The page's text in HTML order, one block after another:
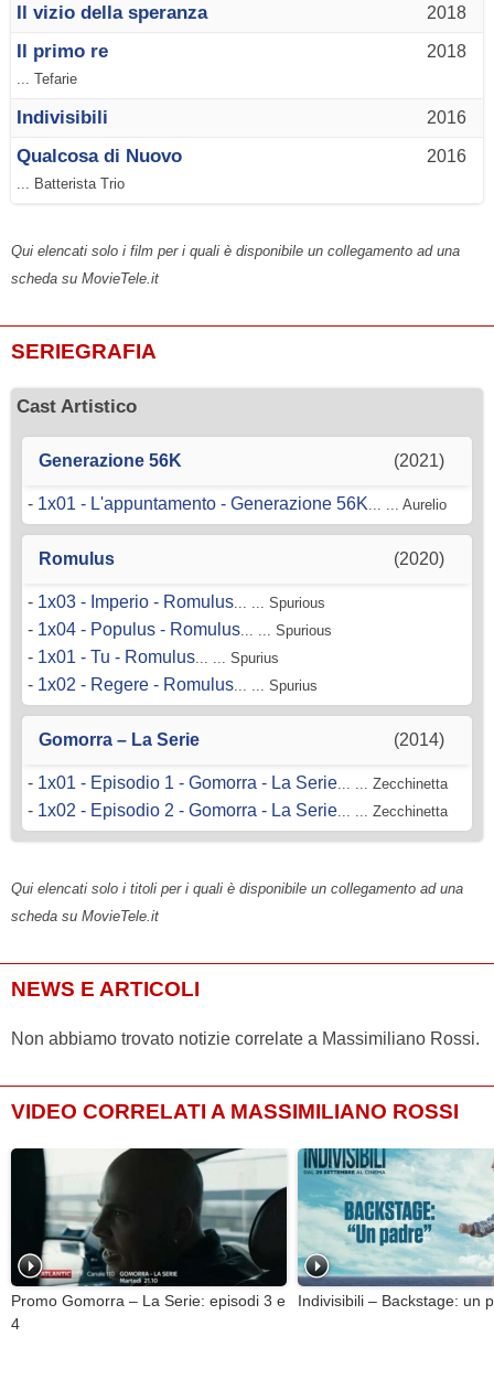
2018
Il vizio della speranza
2018
Il primo re
... Tefarie
2016
Indivisibili
2016
Qualcosa di Nuovo
... Batterista Trio
Qui elencati solo i film per i quali è disponibile un collegamento ad una
scheda su MovieTele.it
SERIEGRAFIA
Cast Artistico
Generazione 56K (2021)
- 1x01 - L'appuntamento - Generazione 56K ... ... Aurelio
Romulus (2020)
- 1x03 - Imperio - Romulus ... ... Spurious
- 1x04 - Populus - Romulus ... ... Spurious
- 1x01 - Tu - Romulus ... ... Spurius
- 1x02 - Regere - Romulus ... ... Spurius
Gomorra – La Serie (2014)
- 1x01 - Episodio 1 - Gomorra - La Serie ... ... Zecchinetta
- 1x02 - Episodio 2 - Gomorra - La Serie ... ... Zecchinetta
Qui elencati solo i titoli per i quali è disponibile un collegamento ad una
scheda su MovieTele.it
NEWS E ARTICOLI
Non abbiamo trovato notizie correlate a Massimiliano Rossi.
VIDEO CORRELATI A MASSIMILIANO ROSSI
Promo Gomorra – La Serie: episodi 3 e
4
Indivisibili – Backstage: un